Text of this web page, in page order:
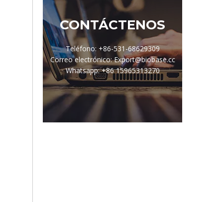
CONTÁCTENOS
Teléfono: +86-531-68629309
Correo electrónico: Export@biobase.cc
Whatsapp: +86 15965313270